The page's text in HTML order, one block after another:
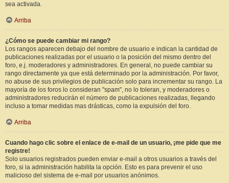
sea activada.
Arriba
¿Cómo se puede cambiar mi rango?
Los rangos aparecen debajo del nombre de usuario e indican la cantidad de
publicaciones realizadas por el usuario o la posición del mismo dentro del
foro, e.j. moderadores y administradores. En general, no puede cambiar su
rango directamente ya que está determinado por la administración. Por favor,
no abuse de sus privilegios de publicación solo para incrementar su rango. La
mayoría de los foros lo consideran "spam", no lo toleran, y moderadores o
administradores reducirán el número de publicaciones realizadas, llegando
incluso a tomar medidas mas drásticas, como la expulsión del foro.
Arriba
Cuando hago clic sobre el enlace de e-mail de un usuario, ¡me pide que me
registre!
Solo usuarios registrados pueden enviar e-mail a otros usuarios a través del
foro, si la administración habilita la opción. Esto es para prevenir el uso
malicioso del sistema de e-mail por usuarios anónimos.